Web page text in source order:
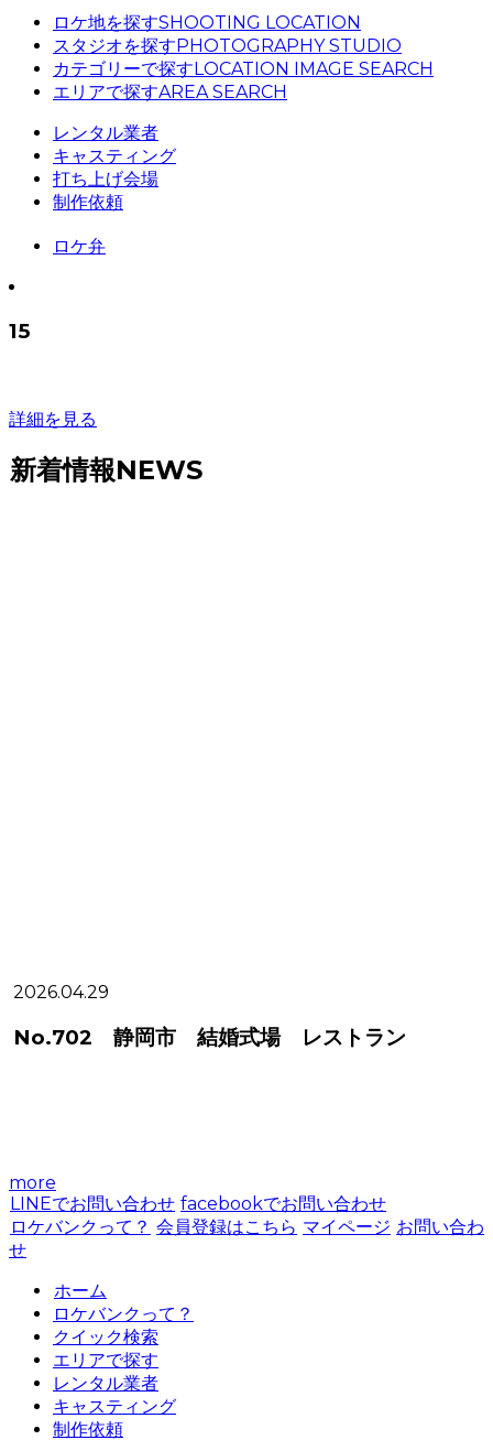
ロケ地を探すSHOOTING LOCATION
スタジオを探すPHOTOGRAPHY STUDIO
カテゴリーで探すLOCATION IMAGE SEARCH
エリアで探すAREA SEARCH
レンタル業者
キャスティング
打ち上げ会場
制作依頼
ロケ弁
15
詳細を見る
新着情報NEWS
2026.04.29
No.702 静岡市 結婚式場 レストラン
more
LINEでお問い合わせ facebookでお問い合わせ
ロケバンクって？ 会員登録はこちら マイページ お問い合わ
せ
ホーム
ロケバンクって？
クイック検索
エリアで探す
レンタル業者
キャスティング
制作依頼